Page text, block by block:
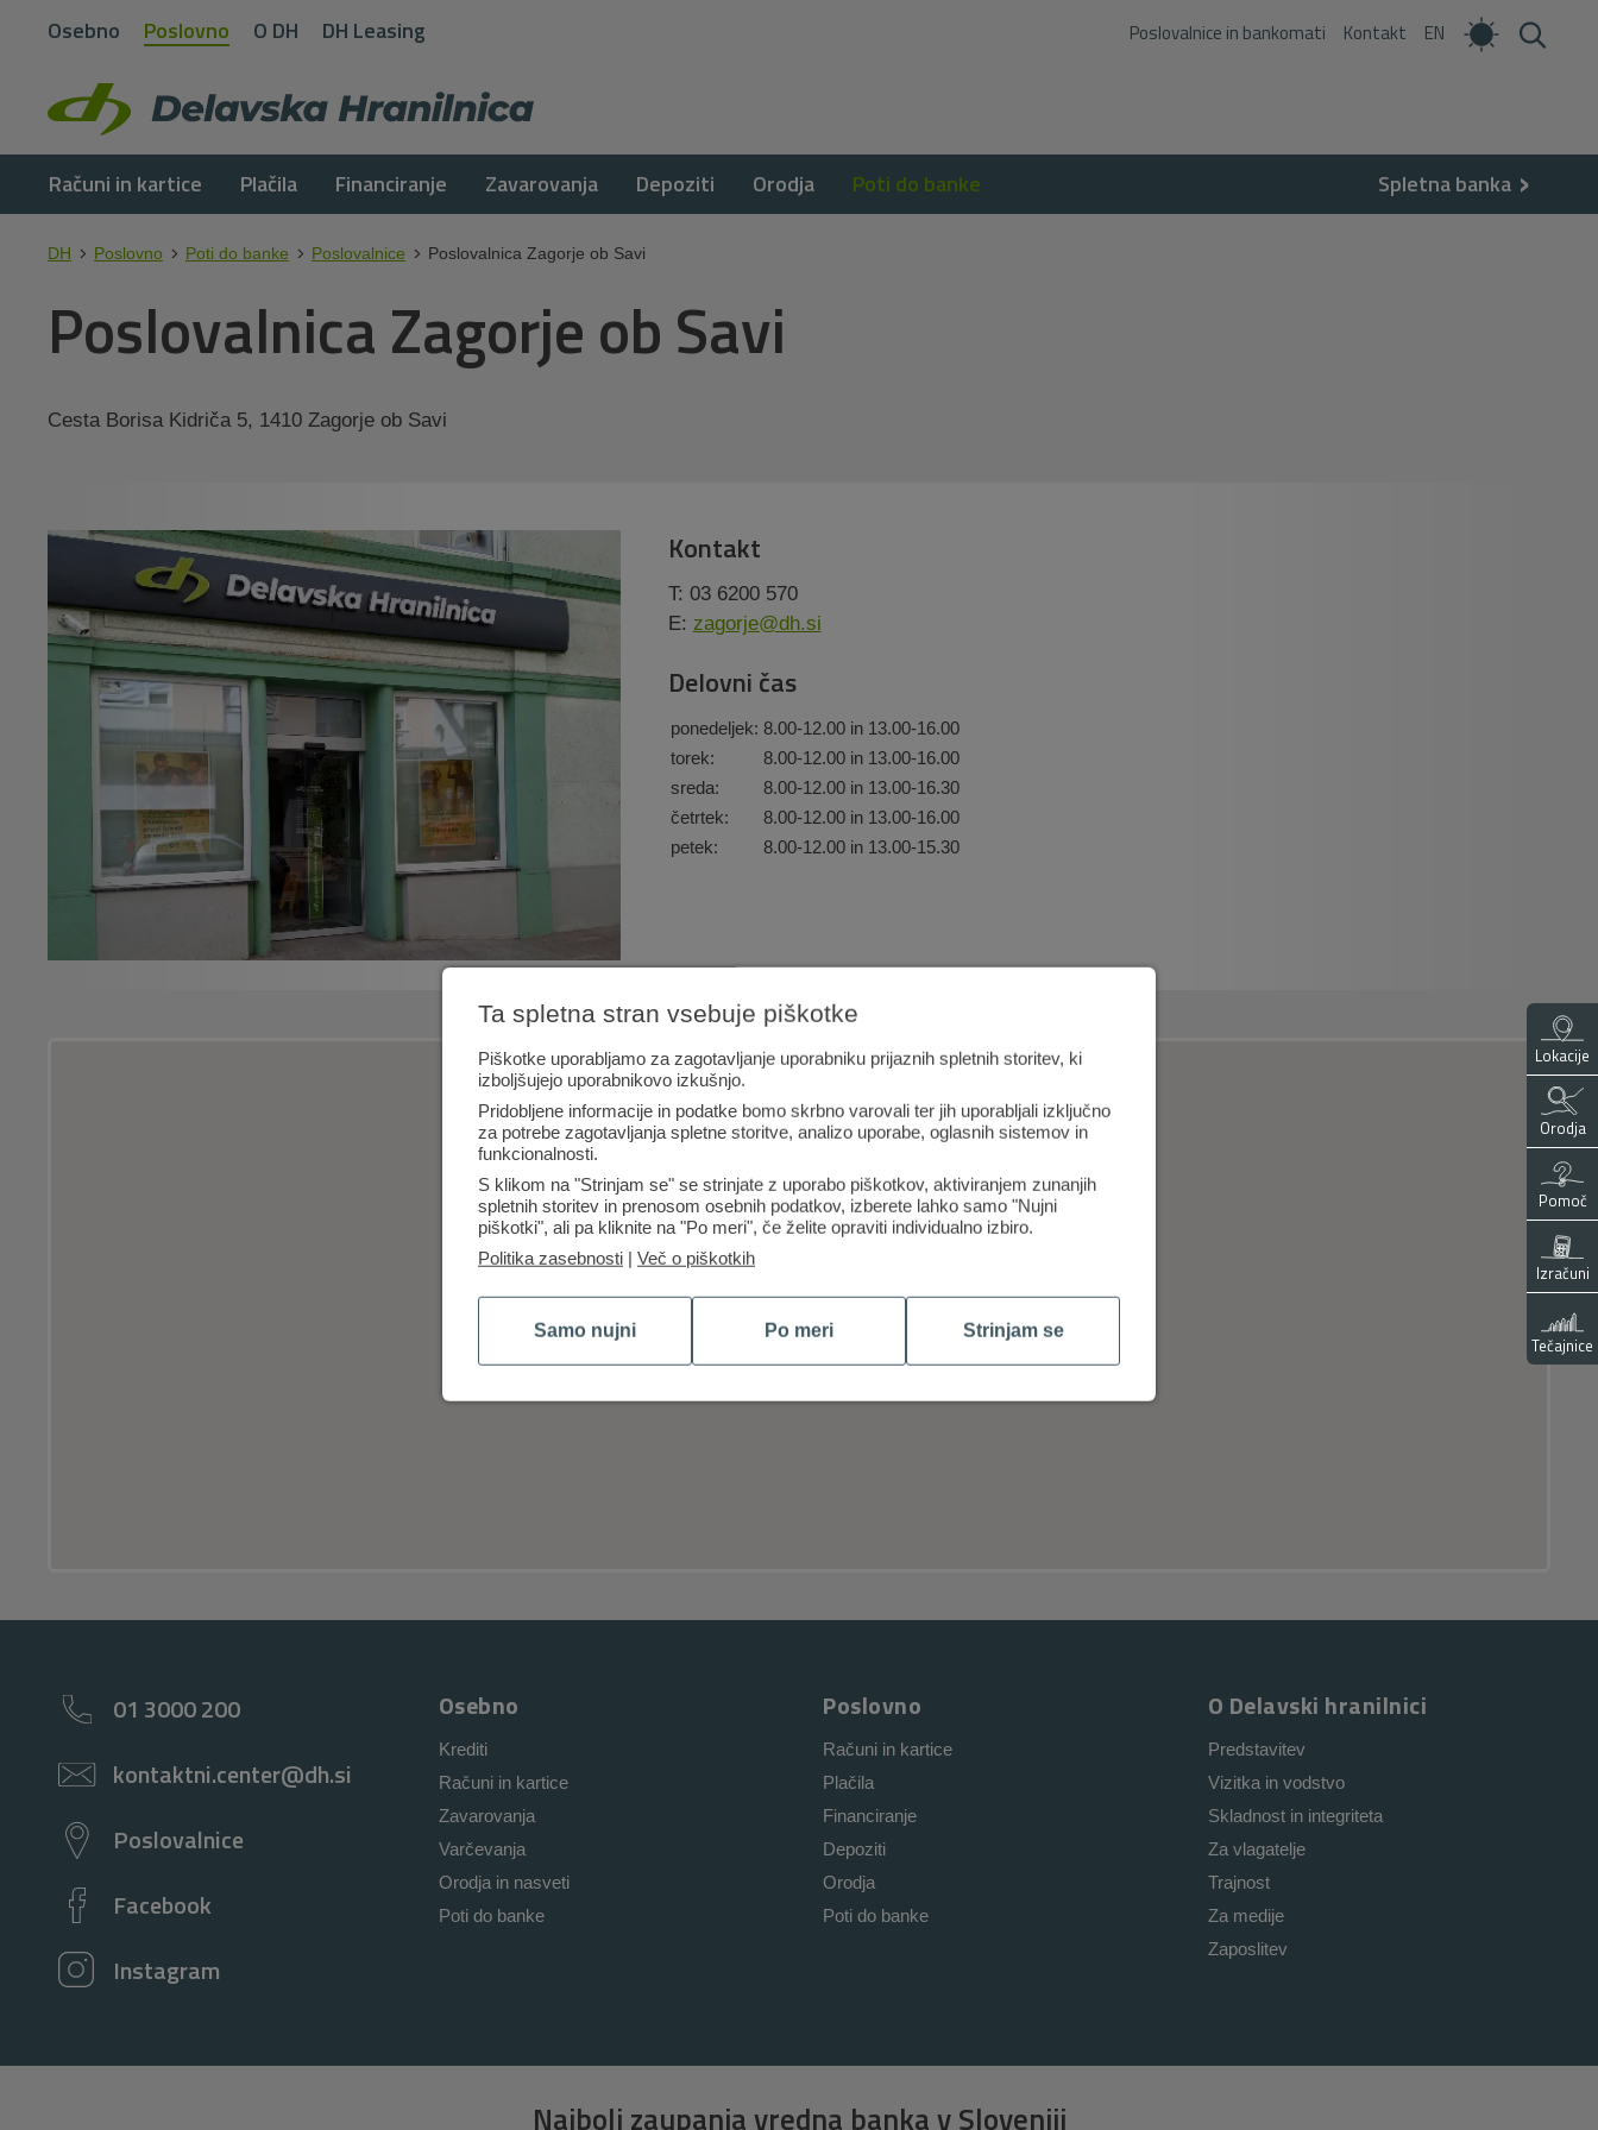
Osebno Poslovno O DH DH Leasing
Računi in kartice Plačila Financiranje Zavarovanja Depoziti Orodja Poti do banke
Poslovalnice in bankomati Kontakt EN
Spletna banka
DH Poslovno Poti do banke Poslovalnice Poslovalnica Zagorje ob Savi
Poslovalnica Zagorje ob Savi
Cesta Borisa Kidriča 5, 1410 Zagorje ob Savi
Kontakt
T: 03 6200 570
E: zagorje@dh.si
Delovni čas
ponedeljek: 8.00-12.00 in 13.00-16.00
torek:
8.00-12.00 in 13.00-16.00
sreda:
8.00-12.00 in 13.00-16.30
četrtek:
8.00-12.00 in 13.00-16.00
petek:
8.00-12.00 in 13.00-15.30
01 3000 200
kontaktni.center@dh.si
Poslovalnice
Facebook
Instagram
Osebno
Krediti
Računi in kartice
Zavarovanja
Varčevanja
Orodja in nasveti
Poti do banke
Poslovno
Računi in kartice
Plačila
Financiranje
Depoziti
Orodja
Poti do banke
O Delavski hranilnici
Predstavitev
Vizitka in vodstvo
Skladnost in integriteta
Za vlagatelje
Trajnost
Za medije
Zaposlitev
Najbolj zaupanja vredna banka v Sloveniji
Lokacije
Orodja
Pomoč
Izračuni
Tečajnice
Ta spletna stran vsebuje piškotke
Piškotke uporabljamo za zagotavljanje uporabniku prijaznih spletnih storitev, ki
izboljšujejo uporabnikovo izkušnjo.
Pridobljene informacije in podatke bomo skrbno varovali ter jih uporabljali izključno
za potrebe zagotavljanja spletne storitve, analizo uporabe, oglasnih sistemov in
funkcionalnosti.
S klikom na "Strinjam se" se strinjate z uporabo piškotkov, aktiviranjem zunanjih
spletnih storitev in prenosom osebnih podatkov, izberete lahko samo "Nujni
piškotki", ali pa kliknite na "Po meri", če želite opraviti individualno izbiro.
Politika zasebnosti | Več o piškotkih
Samo nujni Po meri Strinjam se